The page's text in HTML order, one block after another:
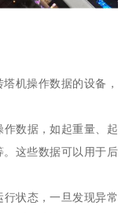
机操作数据的设备，
数据，如起重量、起
这些数据可以用于后
状态，一旦发现异常